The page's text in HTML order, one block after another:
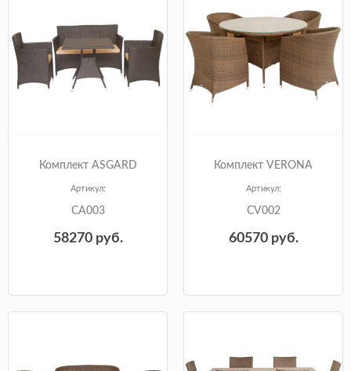
Комплект ASGARD
Артикул:
CA003
58270руб.
Комплект VERONA
Артикул:
CV002
60570руб.